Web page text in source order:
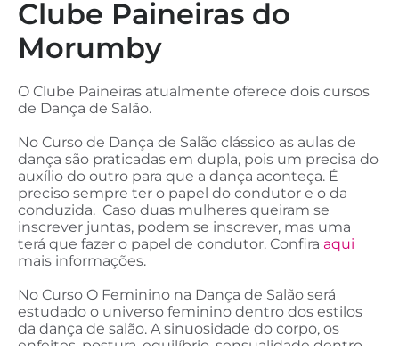
Clube Paineiras do
Morumby
O Clube Paineiras atualmente oferece dois cursos
de Dança de Salão.
No Curso de Dança de Salão clássico as aulas de
dança são praticadas em dupla, pois um precisa do
auxílio do outro para que a dança aconteça. É
preciso sempre ter o papel do condutor e o da
conduzida. Caso duas mulheres queiram se
inscrever juntas, podem se inscrever, mas uma
terá que fazer o papel de condutor. Confira aqui
mais informações.
No Curso O Feminino na Dança de Salão será
estudado o universo feminino dentro dos estilos
da dança de salão. A sinuosidade do corpo, os